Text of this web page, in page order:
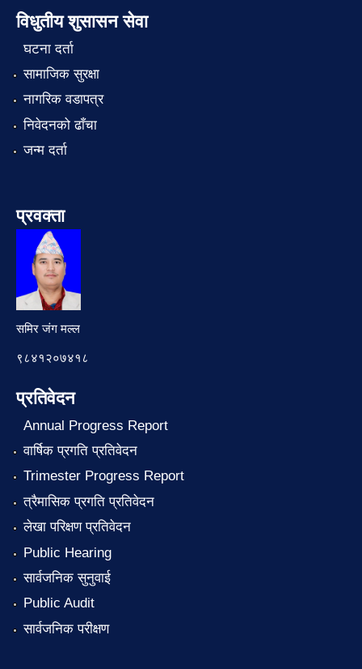
विधुतीय शुसासन सेवा
घटना दर्ता
सामाजिक सुरक्षा
नागरिक वडापत्र
निवेदनको ढाँचा
जन्म दर्ता
प्रवक्ता
समिर जंग मल्ल
९८४१२०७४१८
प्रतिवेदन
Annual Progress Report
वार्षिक प्रगति प्रतिवेदन
Trimester Progress Report
त्रैमासिक प्रगति प्रतिवेदन
लेखा परिक्षण प्रतिवेदन
Public Hearing
सार्वजनिक सुनुवाई
Public Audit
सार्वजनिक परीक्षण